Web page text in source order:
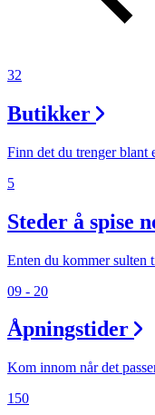
Gavekort
Min Shopping-app
32
Butikker
Finn det du trenger blant
5
Steder å spise
Enten du kommer sulten
09 - 20
Åpningstider
Kom innom når det
150